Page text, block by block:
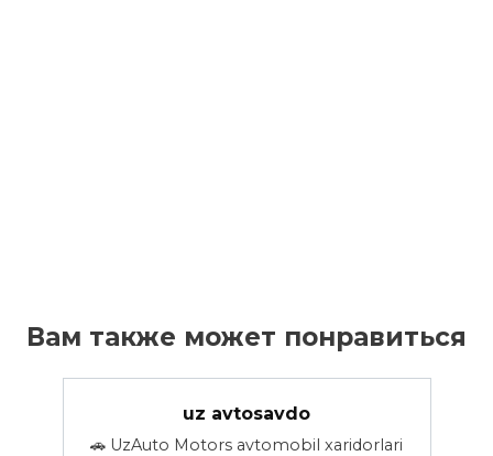
Вам также может понравиться
uz avtosavdo
🚗 UzAuto Motors avtomobil xaridorlari